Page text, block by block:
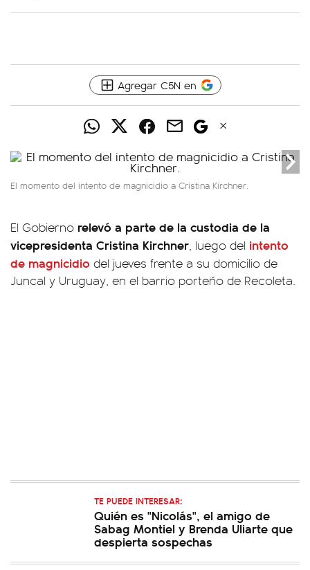
Agregar C5N en
El momento del intento de magnicidio a Cristina Kirchner.
El Gobierno relevó a parte de la custodia de la
vicepresidenta Cristina Kirchner, luego del intento
de magnicidio del jueves frente a su domicilio de
Juncal y Uruguay, en el barrio porteño de Recoleta.
TE PUEDE INTERESAR:
Quién es "Nicolás", el amigo de
Sabag Montiel y Brenda Uliarte que
despierta sospechas